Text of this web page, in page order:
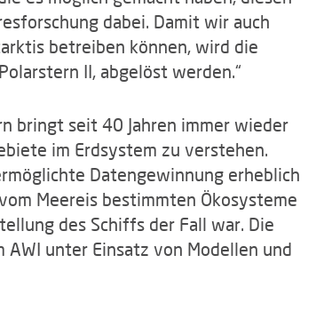
dabei. Damit wir auch
betreiben können, wird die
II, abgelöst werden.“
bringt seit 40 Jahren immer wieder
im Erdsystem zu verstehen.
Datengewinnung erheblich
Meereis bestimmten Ökosysteme
des Schiffs der Fall war. Die
unter Einsatz von Modellen und